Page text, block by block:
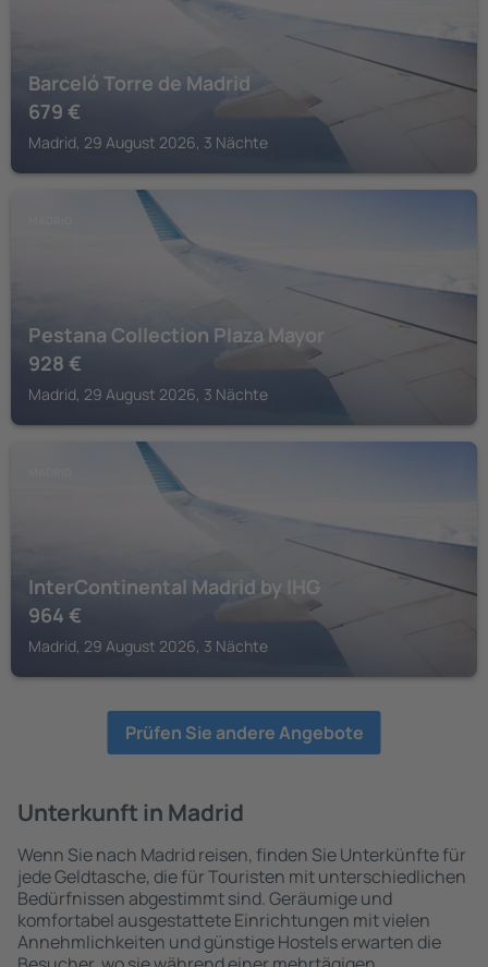
Barceló Torre de Madrid
679 €
Madrid, 29 August 2026, 3 Nächte
Pestana Collection Plaza Mayor
928 €
Madrid, 29 August 2026, 3 Nächte
InterContinental Madrid by IHG
964 €
Madrid, 29 August 2026, 3 Nächte
Prüfen Sie andere Angebote
Unterkunft in Madrid
Wenn Sie nach Madrid reisen, finden Sie Unterkünfte für
jede Geldtasche, die für Touristen mit unterschiedlichen
Bedürfnissen abgestimmt sind. Geräumige und
komfortabel ausgestattete Einrichtungen mit vielen
Annehmlichkeiten und günstige Hostels erwarten die